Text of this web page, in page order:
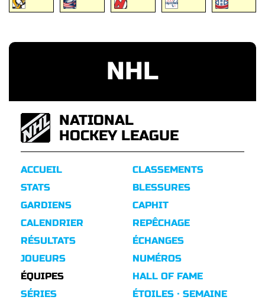
NHL
NATIONAL
HOCKEY LEAGUE
ACCUEIL
STATS
GARDIENS
CALENDRIER
RÉSULTATS
CLASSEMENTS
BLESSURES
CAPHIT
REPÊCHAGE
ÉCHANGES
JOUEURS
ÉQUIPES
SÉRIES
NUMÉROS
HALL OF FAME
ÉTOILES · SEMAINE